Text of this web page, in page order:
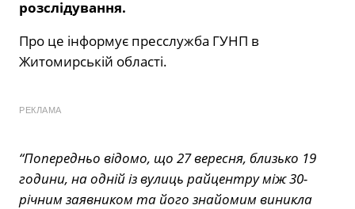
розслідування.
Про це інформує пресслужба ГУНП в
Житомирській області.
РЕКЛАМА
“Попередньо відомо, що 27 вересня, близько 19
години, на одній із вулиць райцентру між 30-
річним заявником та його знайомим виникла